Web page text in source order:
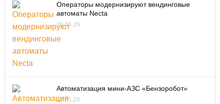
Операторы модернизируют вендинговые
автоматы Necta
29.05.26
Автоматизация мини-АЗС «Бензоробот»
22.05.26